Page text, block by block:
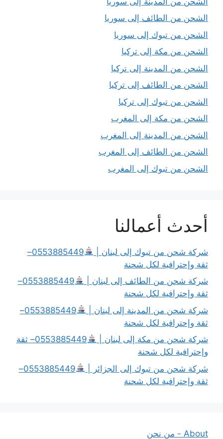
الشحن من الطائف إلى سوريا
الشحن من تبوك إلى سوريا
الشحن من مكة إلى تركيا
الشحن من المدينة إلى تركيا
الشحن من الطائف إلى تركيا
الشحن من تبوك إلى تركيا
الشحن من مكة إلى المغرب
الشحن من المدينة إلى المغرب
الشحن من الطائف إلى المغرب
الشحن من تبوك إلى المغرب
أحدث أعمالنا
شركة شحن من تبوك إلى لبنان |
0553885449–
ثقة وإحترافية لكل شحنة
شركة شحن من الطائف إلى لبنان |
0553885449–
ثقة وإحترافية لكل شحنة
شركة شحن من المدينة إلى لبنان |
0553885449–
ثقة وإحترافية لكل شحنة
شركة شحن من مكة إلى لبنان |
0553885449– ثقة
وإحترافية لكل شحنة
شركة شحن من تبوك إلى الجزائر |
0553885449–
ثقة وإحترافية لكل شحنة
About - من نحن